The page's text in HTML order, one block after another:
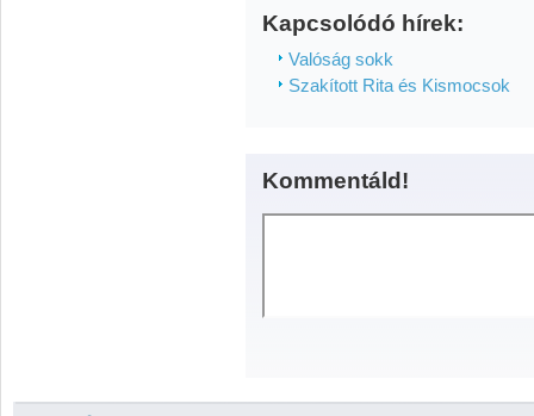
Kapcsolódó hírek:
Valóság sokk
Szakított Rita és Kismocsok
Kommentáld!